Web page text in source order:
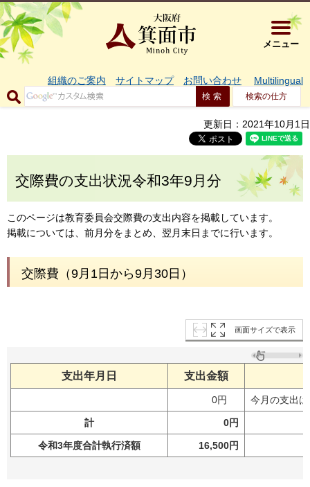
大阪府箕
メニュー
組織のご案内 サイトマップ お問い合わせ Multilingual
検索の仕方
更新日：2021年10月1日
交際費の支出状況令和3年9月分
このページは教育委員会交際費の支出内容を掲載しています。
掲載については、前月分をまとめ、翌月末日までに行います。
交際費（9月1日から9月30日）
画面サイズで表示
支出年月日 支出金額
0円 今月の支出
計 0円
令和3年度合計執行済額 16,500円